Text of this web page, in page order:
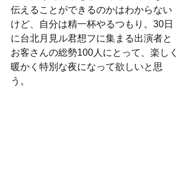
伝えることができるのかはわからない
けど、自分は精一杯やるつもり。30日
に台北月見ル君想フに集まる出演者と
お客さんの総勢100人にとって、楽しく
暖かく特別な夜になって欲しいと思
う。